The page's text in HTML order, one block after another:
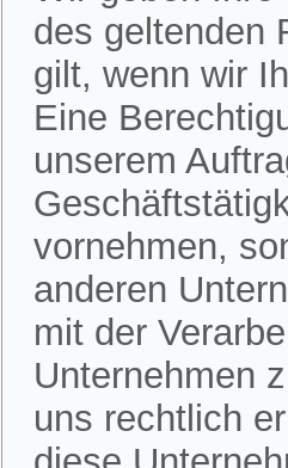
des geltenden
gilt, wenn wir
Eine
unserem
vornehmen,
anderen
mit der
Unternehmen
uns rechtlich